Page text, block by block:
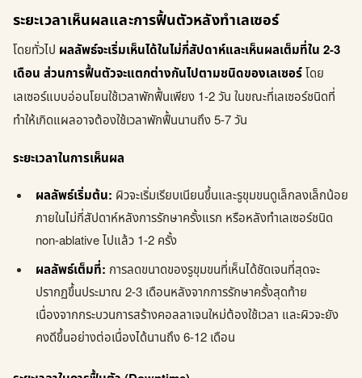
ระยะเวลาเห็นผลและการฟื้นตัวหลังทำเลเซอร์
โดยทั่วไป ผลลัพธ์จะเริ่มเห็นได้ในไม่กี่สัปดาห์และเห็นผลเต็มที่ใน 2-3
เดือน ส่วนการฟื้นตัวจะแตกต่างกันไปตามชนิดของเลเซอร์โดย
เลเซอร์แบบอ่อนโยนใช้เวลาพักฟื้นเพียง 1-2 วัน ในขณะที่เลเซอร์ชนิดที่
ทำให้เกิดแผลอาจต้องใช้เวลาพักฟื้นนานถึง 5-7 วัน
ระยะเวลาในการเห็นผล
ผลลัพธ์เริ่มต้น: ผิวจะเริ่มเรียบเนียนขึ้นและรูขุมขนดูเล็กลงเล็กน้อย
ภายในไม่กี่สัปดาห์หลังการรักษาครั้งแรก หรือหลังทำเลเซอร์ชนิด
non-ablative ไปแล้ว 1-2 ครั้ง
ผลลัพธ์เต็มที่: การลดขนาดของรูขุมขนที่เห็นได้ชัดเจนที่สุดจะ
ปรากฏขึ้นประมาณ 2-3 เดือนหลังจากการรักษาครั้งสุดท้าย
เนื่องจากกระบวนการสร้างคอลลาเจนใหม่ต้องใช้เวลา และผิวจะยัง
คงดีขึ้นอย่างต่อเนื่องได้นานถึง 6-12 เดือน